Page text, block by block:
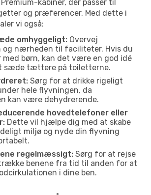
kabiner, der passer til
og præferencer. Med dette i
vi også:
omhyggeligt: Overvej
og nærheden til faciliteter. Hvis du
med børn, kan det være en god idé
sæde tættere på toiletterne.
Sørg for at drikke rigeligt
hele flyvningen, da
kan være dehydrerende.
hovedtelefoner eller
Dette vil hjælpe dig med at skabe
miljø og nyde din flyvning
regelmæssigt: Sørg for at rejse
benene fra tid til anden for at
i dine ben.